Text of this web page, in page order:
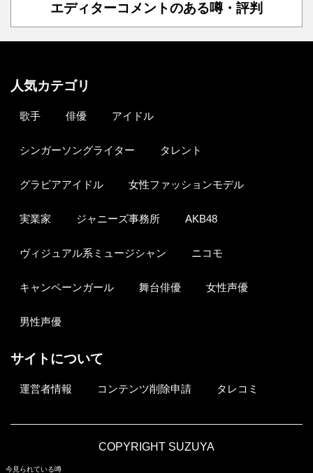
エディターコメントのある噂・評判
人気カテゴリ
歌手 俳優 アイドル
シンガーソングライター タレント
グラビアアイドル 女性ファッションモデル
実業家 ジャニーズ事務所 AKB48
ヴィジュアル系ミュージシャン ニコモ
キャンペーンガール 舞台俳優 女性声優
男性声優
サイトについて
運営者情報 コンテンツ削除申請 タレコミ
COPYRIGHT SUZUYA
今見られている噂